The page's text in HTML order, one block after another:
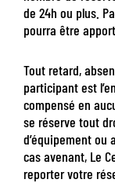
de 24h ou plus.
pourra être
Tout retard,
participant est
compensé en
se réserve tout
d’équipement ou
cas avenant, Le
reporter votre